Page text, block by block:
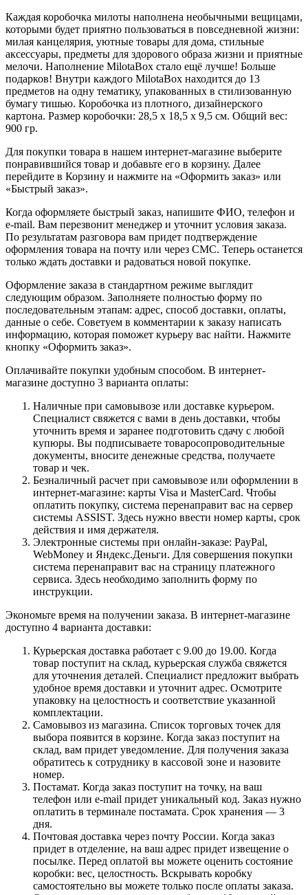
Каждая коробочка милоты наполнена необычными вещицами,
которыми будет приятно пользоваться в повседневной жизни:
милая канцелярия, уютные товары для дома, стильные
аксессуары, предметы для здорового образа жизни и приятные
мелочи. Наполнение MilotaBox стало ещё лучше! Больше
подарков! Внутри каждого MilotaBox находится до 13
предметов на одну тематику, упакованных в стилизованную
бумагу тишью. Коробочка из плотного, дизайнерского
картона. Размер коробочки: 28,5 х 18,5 х 9,5 см. Общий вес:
900 гр.
Для покупки товара в нашем интернет-магазине выберите
понравившийся товар и добавьте его в корзину. Далее
перейдите в Корзину и нажмите на «Оформить заказ» или
«Быстрый заказ».
Когда оформляете быстрый заказ, напишите ФИО, телефон и
e-mail. Вам перезвонит менеджер и уточнит условия заказа.
По результатам разговора вам придет подтверждение
оформления товара на почту или через СМС. Теперь останется
только ждать доставки и радоваться новой покупке.
Оформление заказа в стандартном режиме выглядит
следующим образом. Заполняете полностью форму по
последовательным этапам: адрес, способ доставки, оплаты,
данные о себе. Советуем в комментарии к заказу написать
информацию, которая поможет курьеру вас найти. Нажмите
кнопку «Оформить заказ».
Оплачивайте покупки удобным способом. В интернет-
магазине доступно 3 варианта оплаты:
Наличные при самовывозе или доставке курьером.
Специалист свяжется с вами в день доставки, чтобы
уточнить время и заранее подготовить сдачу с любой
купюры. Вы подписываете товаросопроводительные
документы, вносите денежные средства, получаете
товар и чек.
Безналичный расчет при самовывозе или оформлении в
интернет-магазине: карты Visa и MasterCard. Чтобы
оплатить покупку, система перенаправит вас на сервер
системы ASSIST. Здесь нужно ввести номер карты, срок
действия и имя держателя.
Электронные системы при онлайн-заказе: PayPal,
WebMoney и Яндекс.Деньги. Для совершения покупки
система перенаправит вас на страницу платежного
сервиса. Здесь необходимо заполнить форму по
инструкции.
Экономьте время на получении заказа. В интернет-магазине
доступно 4 варианта доставки:
Курьерская доставка работает с 9.00 до 19.00. Когда
товар поступит на склад, курьерская служба свяжется
для уточнения деталей. Специалист предложит выбрать
удобное время доставки и уточнит адрес. Осмотрите
упаковку на целостность и соответствие указанной
комплектации.
Самовывоз из магазина. Список торговых точек для
выбора появится в корзине. Когда заказ поступит на
склад, вам придет уведомление. Для получения заказа
обратитесь к сотруднику в кассовой зоне и назовите
номер.
Постамат. Когда заказ поступит на точку, на ваш
телефон или e-mail придет уникальный код. Заказ нужно
оплатить в терминале постамата. Срок хранения — 3
дня.
Почтовая доставка через почту России. Когда заказ
придет в отделение, на ваш адрес придет извещение о
посылке. Перед оплатой вы можете оценить состояние
коробки: вес, целостность. Вскрывать коробку
самостоятельно вы можете только после оплаты заказа.